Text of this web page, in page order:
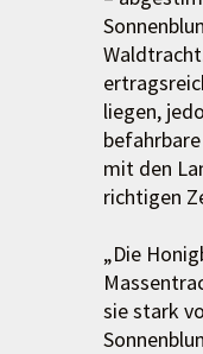
liegen,
mit den
richtigen
„Die
sie stark